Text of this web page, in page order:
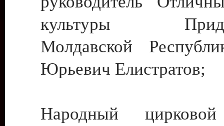
культуры
Молдавской
Юрьевич Елистратов;
Народный цирковой